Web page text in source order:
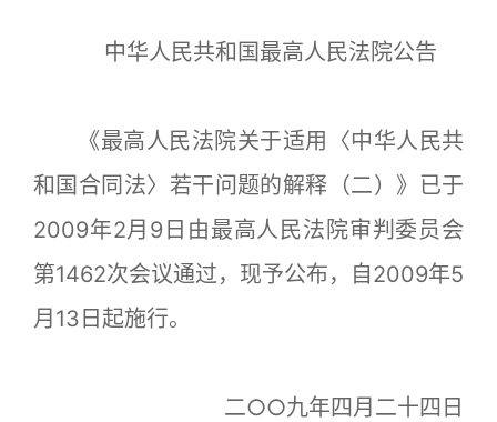
中华人民共和国最高人民法院公告
《最高人民法院关于适用〈中华人民共
和国合同法〉若干问题的解释（二）》已于
2009年2月9日由最高人民法院审判委员会
第1462次会议通过，现予公布，自2009年5
月13日起施行。
二○○九年四月二十四日